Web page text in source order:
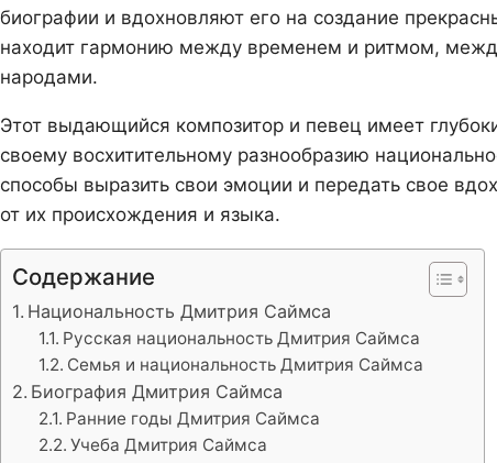
биографии и вдохновляют его на создание
находит гармонию между временем и ритмом,
народами.
Этот выдающийся композитор и певец имеет
своему восхитительному разнообразию
способы выразить свои эмоции и передать свое
от их происхождения и языка.
Содержание
Национальность Дмитрия Саймса
Русская национальность Дмитрия Саймса
Семья и национальность Дмитрия Саймса
Биография Дмитрия Саймса
Ранние годы Дмитрия Саймса
Учеба Дмитрия Саймса